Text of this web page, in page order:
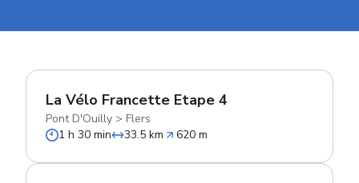
La Vélo Francette Etape 4
Pont D'Ouilly > Flers
1 h 30 min
33.5 km 620 m